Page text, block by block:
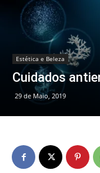
Estética e Beleza
Cuidados
29 de Maio, 2019